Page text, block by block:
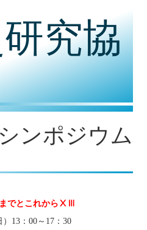
究協
ンポジウム
でとこれからⅩⅢ
13：00～17：30